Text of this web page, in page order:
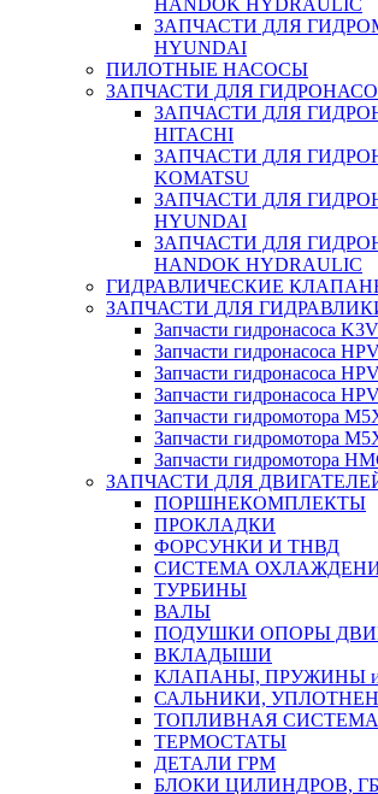
HANDOK HYDRAULIC
ЗАПЧАСТИ ДЛЯ
HYUNDAI
ПИЛОТНЫЕ НАСОСЫ
ЗАПЧАСТИ ДЛЯ
ЗАПЧАСТИ ДЛЯ
HITACHI
ЗАПЧАСТИ ДЛЯ
KOMATSU
ЗАПЧАСТИ ДЛЯ
HYUNDAI
ЗАПЧАСТИ ДЛЯ
HANDOK HYDRAULIC
ГИДРАВЛИЧЕСКИЕ
ЗАПЧАСТИ ДЛЯ
Запчасти гидронасоса
Запчасти гидронасоса
Запчасти гидронасоса
Запчасти гидронасоса
Запчасти гидромотора
Запчасти гидромотора
Запчасти гидромотора
ЗАПЧАСТИ ДЛЯ
ПОРШНЕКОМПЛЕКТЫ
ПРОКЛАДКИ
ФОРСУНКИ И ТНВД
СИСТЕМА
ТУРБИНЫ
ВАЛЫ
ПОДУШКИ ОПОРЫ
ВКЛАДЫШИ
КЛАПАНЫ, ПРУЖИНЫ и
САЛЬНИКИ,
ТОПЛИВНАЯ СИСТЕМА
ТЕРМОСТАТЫ
ДЕТАЛИ ГРМ
БЛОКИ ЦИЛИНДРОВ,